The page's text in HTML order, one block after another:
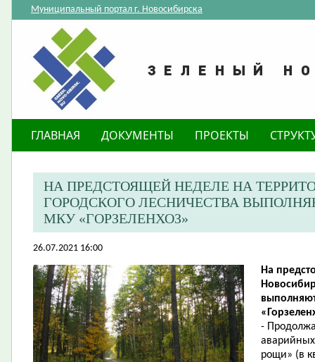
Муниципальный портал г. Новосибирска
ГЛАВНАЯ ДОКУМЕНТЫ ПРОЕКТЫ
​НА ПРЕДСТОЯЩЕЙ НЕДЕЛЕ НА
ГОРОДСКОГО ЛЕСНИЧЕСТВА
МКУ «ГОРЗЕЛЕНХОЗ»
26.07.2021 16:00
​На
-
рощи» (в